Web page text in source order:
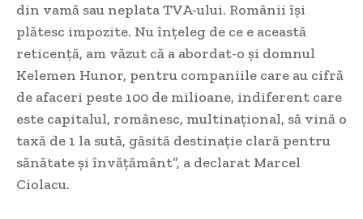
din vamă sau neplata TVA-ului. Românii îşi
plătesc impozite. Nu înţeleg de ce e această
reticenţă, am văzut că a abordat-o şi domnul
Kelemen Hunor, pentru companiile care au cifră
de afaceri peste 100 de milioane, indiferent care
este capitalul, românesc, multinaţional, să vină o
taxă de 1 la sută, găsită destinaţie clară pentru
sănătate şi învăţământ”, a declarat Marcel
Ciolacu.